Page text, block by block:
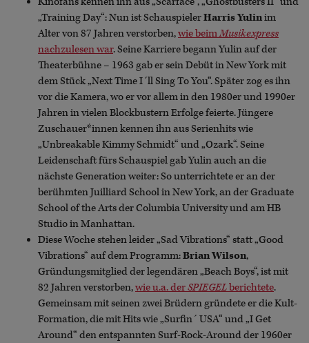
„Training Day“: Nun ist SchauspielerHarris Yulinim
Alter von 87 Jahren verstorben,wie beimMusikexpress
nachzulesen war. Seine Karriere begann Yulin auf der
Theaterbühne – 1963 gab er sein Debüt in New York mit
dem Stück „Next Time I´ll Sing To You“. Später zog es ihn
vor die Kamera, wo er vor allem in den 1980er und 1990er
Jahren in vielen Blockbustern Erfolge feierte. Jüngere
Zuschauer*innen kennen ihn aus Serienhits wie
„Unbreakable Kimmy Schmidt“ und „Ozark“. Seine
Leidenschaft fürs Schauspiel gab Yulin auch an die
nächste Generation weiter: So unterrichtete er an der
berühmten Juilliard School in New York, an der Graduate
School of the Arts der Columbia University und am HB
Studio in Manhattan.
Diese Woche stehen leider „Sad Vibrations“ statt „Good
Vibrations“ auf dem Programm:Brian Wilson,
Gründungsmitglied der legendären „Beach Boys“, ist mit
82 Jahren verstorben,wie u.a. derSPIEGELberichtete.
Gemeinsam mit seinen zwei Brüdern gründete er die Kult-
Formation, die mit Hits wie „Surfin´ USA“ und „I Get
Around“ den entspannten Surf-Rock-Around der 1960er